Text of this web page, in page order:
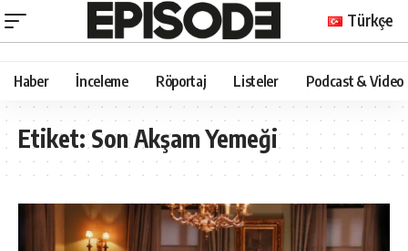
Türkçe
Haber İnceleme Röportaj Listeler Podcast & Video
Etiket:Son Akşam Yemeği